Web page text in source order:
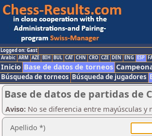
Logged on: Gast
Arabic ARM AZE BIH BUL CAT CHN CRO CZE DEN ENG ESP
Inicio Base de datos de torneos
Búsqueda de torneos Búsqueda de jugadores
Base de datos de partidas de
Aviso: No se diferencia entre mayúsculas
Apellido *)